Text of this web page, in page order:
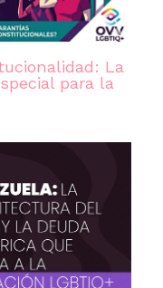
La
para la